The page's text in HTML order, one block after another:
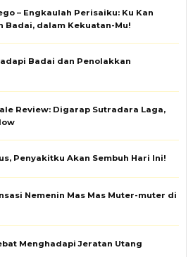
– Engkaulah Perisaiku: Ku Kan
Badai, dalam Kekuatan-Mu!
Badai dan Penolakkan
Review: Digarap Sutradara Laga,
Penyakitku Akan Sembuh Hari Ini!
Nemenin Mas Mas Muter-muter di
Menghadapi Jeratan Utang